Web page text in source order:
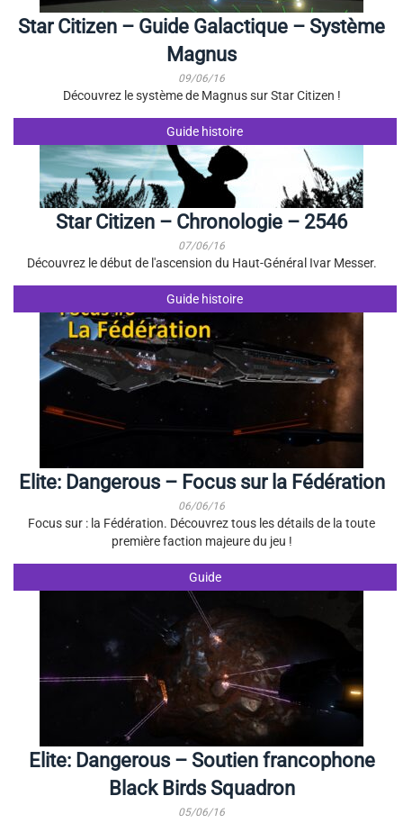
Star Citizen – Guide Galactique – Système
Magnus
09/06/16
Découvrez le système de Magnus sur Star Citizen !
Guide histoire
Star Citizen – Chronologie – 2546
07/06/16
Découvrez le début de l'ascension du Haut-Général Ivar Messer.
Guide histoire
Elite: Dangerous – Focus sur la Fédération
06/06/16
Focus sur : la Fédération. Découvrez tous les détails de la toute
première faction majeure du jeu !
Guide
Elite: Dangerous – Soutien francophone
Black Birds Squadron
05/06/16